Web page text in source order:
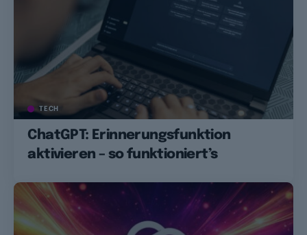
TECH
ChatGPT: Erinnerungsfunktion
aktivieren – so funktioniert’s